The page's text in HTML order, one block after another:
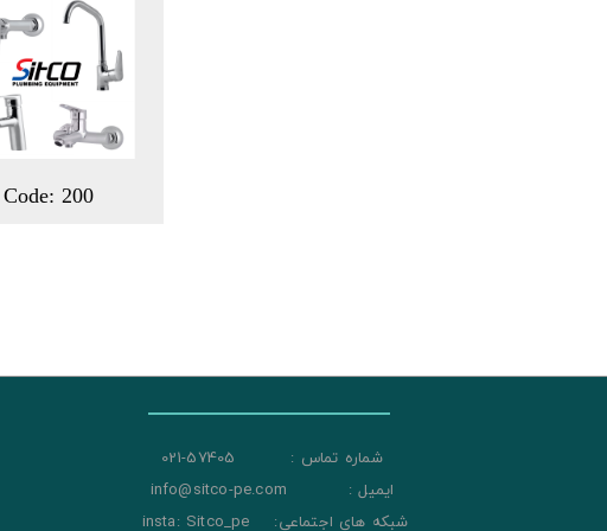
Code: 200
شماره تماس : 57405-021
ایمیل : info@sitco-pe.com
شبکه های اجتماعی: insta: Sitco_pe